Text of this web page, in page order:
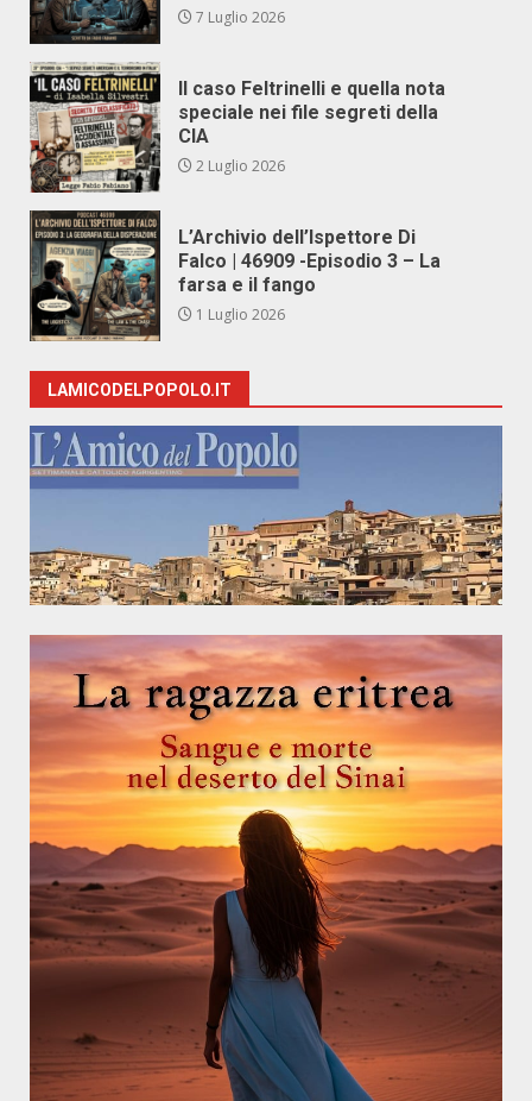
7 Luglio 2026
Il caso Feltrinelli e quella nota
speciale nei file segreti della
CIA
2 Luglio 2026
L’Archivio dell’Ispettore Di
Falco | 46909 -Episodio 3 – La
farsa e il fango
1 Luglio 2026
LAMICODELPOPOLO.IT